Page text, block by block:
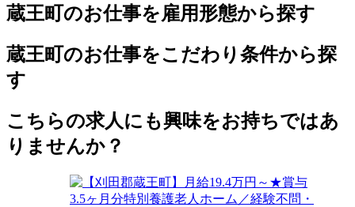
蔵王町のお仕事を雇用形態から探す
蔵王町のお仕事をこだわり条件から探
す
こちらの求人にも興味をお持ちではあ
りませんか？